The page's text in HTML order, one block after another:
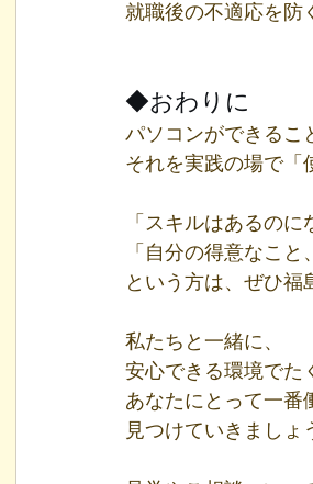
就職後の不適応を防
◆おわりに
パソコンができるこ
それを実践の場で「
「スキルはあるの
「自分の得意なこ
という方は、ぜひ福
私たちと一緒に、
安心できる環境でた
あなたにとって一番
見つけていきましょ